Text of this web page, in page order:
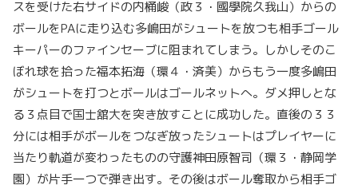
スを受けた右サイドの内桶峻（政３・國學院久我山）からの
ボールをPAに走り込む多嶋田がシュートを放つも相手ゴール
キーパーのファインセーブに阻まれてしまう。しかしそのこ
ぼれ球を拾った福本拓海（環４・済美）からもう一度多嶋田
がシュートを打つとボールはゴールネットへ。ダメ押しとな
る３点目で国士舘大を突き放すことに成功した。直後の３３
分には相手がボールをつなぎ放ったシュートはプレイヤーに
当たり軌道が変わったものの守護神田原智司（環３・静岡学
園）が片手一つで弾き出す。その後はボール奪取から相手ゴ